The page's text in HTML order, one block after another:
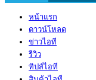
หน้าแรก
ดาวน์โหลด
ข่าวไอที
รีวิว
ทิปส์ไอที